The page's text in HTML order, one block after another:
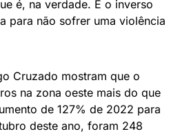
é, na verdade. É o inverso
para não sofrer uma violência
Cruzado mostram que o
na zona oeste mais do que
de 127% de 2022 para
deste ano, foram 248